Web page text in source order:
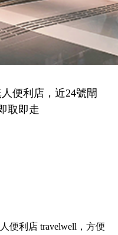
便利店，近24號閘
取即走
便利店 travelwell，方便